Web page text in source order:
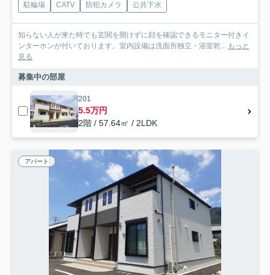
駐輪場 CATV 防犯カメラ 公共下水
知らない人が来た時でも玄関を開けずに顔を確認できるモニター付きイ
ンターホンが付いております。室内設備は洗面所独立・浴室乾...
もっと
見る
募集中の部屋
201
5.5万円
2階 / 57.64㎡ / 2LDK
アパート